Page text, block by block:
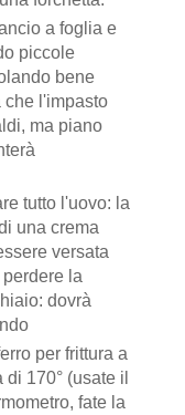
a foglia e
piccole
bene
che l'impasto
ma piano
tutto l'uovo: la
una crema
versata
la
dovrà
per frittura a
170° (usate il
fate la